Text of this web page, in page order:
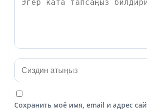
Сохранить моё имя, email и адрес